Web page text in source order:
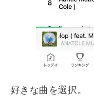
好きな曲を選択。